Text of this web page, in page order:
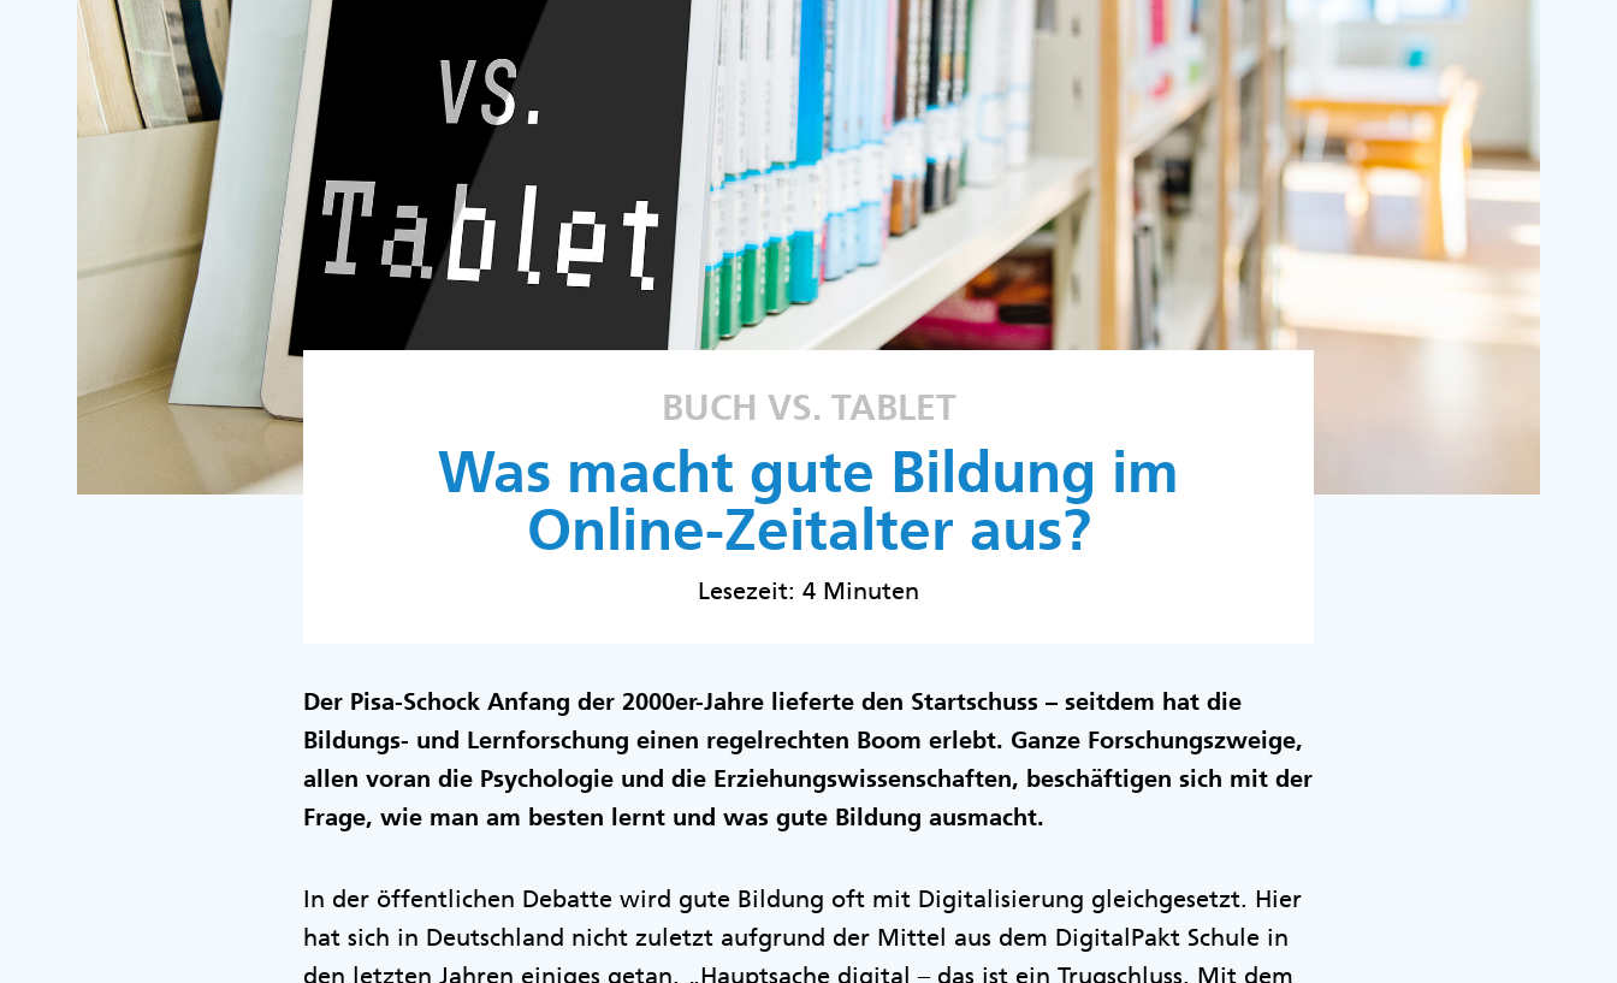
BUCH VS. TABLET
Was macht gute Bildung im
Online-Zeitalter aus?
Lesezeit: 4 Minuten
Der Pisa-Schock Anfang der 2000er-Jahre lieferte den Startschuss – seitdem hat die
Bildungs- und Lernforschung einen regelrechten Boom erlebt. Ganze Forschungszweige,
allen voran die Psychologie und die Erziehungswissenschaften, beschäftigen sich mit der
Frage, wie man am besten lernt und was gute Bildung ausmacht.
In der öffentlichen Debatte wird gute Bildung oft mit Digitalisierung gleichgesetzt. Hier
hat sich in Deutschland nicht zuletzt aufgrund der Mittel aus dem DigitalPakt Schule in
den letzten Jahren einiges getan. „Hauptsache digital – das ist ein Trugschluss. Mit dem